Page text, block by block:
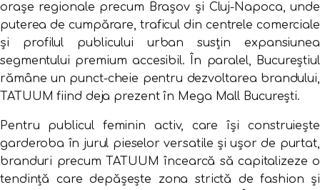
orașe regionale precum Brașov și Cluj-Napoca, unde
puterea de cumpărare, traficul din centrele comerciale
și profilul publicului urban susțin expansiunea
segmentului premium accesibil. În paralel, Bucureștiul
rămâne un punct-cheie pentru dezvoltarea brandului,
TATUUM fiind deja prezent în Mega Mall București.
Pentru publicul feminin activ, care își construiește
garderoba în jurul pieselor versatile și ușor de purtat,
branduri precum TATUUM încearcă să capitalizeze o
tendință care depășește zona strictă de fashion și